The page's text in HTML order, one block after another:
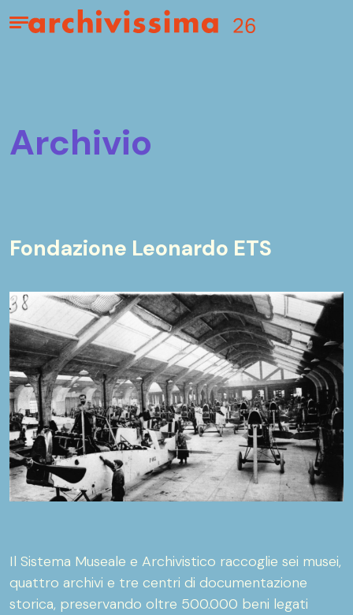
Home page
Apri il menu
archivio
Fondazione Leonardo ETS
Il Sistema Museale e Archivistico raccoglie sei musei,
quattro archivi e tre centri di documentazione
storica, preservando oltre 500.000 beni legati